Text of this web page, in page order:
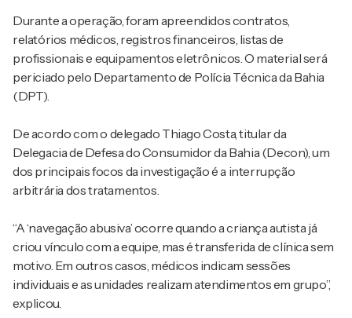
Durante a operação, foram apreendidos contratos,
relatórios médicos, registros financeiros, listas de
profissionais e equipamentos eletrônicos. O material será
periciado pelo Departamento de Polícia Técnica da Bahia
(DPT).
De acordo com o delegado Thiago Costa, titular da
Delegacia de Defesa do Consumidor da Bahia (Decon), um
dos principais focos da investigação é a interrupção
arbitrária dos tratamentos.
“A ‘navegação abusiva’ ocorre quando a criança autista já
criou vínculo com a equipe, mas é transferida de clínica sem
motivo. Em outros casos, médicos indicam sessões
individuais e as unidades realizam atendimentos em grupo”,
explicou.